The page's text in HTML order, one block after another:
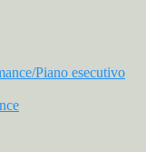
Piano esecutivo